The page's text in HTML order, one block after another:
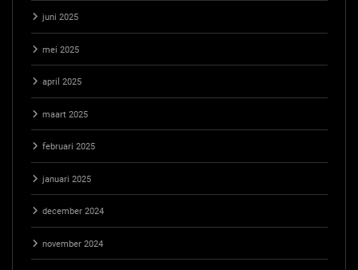
juni 2025
mei 2025
april 2025
maart 2025
februari 2025
januari 2025
december 2024
november 2024